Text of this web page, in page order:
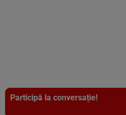
Participă la conversație!